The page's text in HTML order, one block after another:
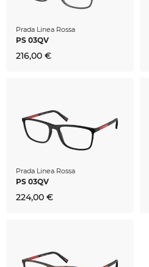
Prada Linea Rossa
PS 03QV
216,00 €
Prada Linea Rossa
PS 03QV
224,00 €